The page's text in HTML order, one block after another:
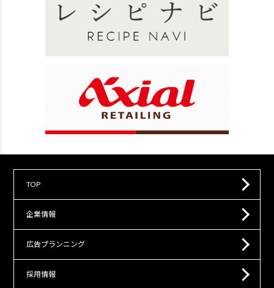
TOP
企業情報
広告プランニング
採用情報